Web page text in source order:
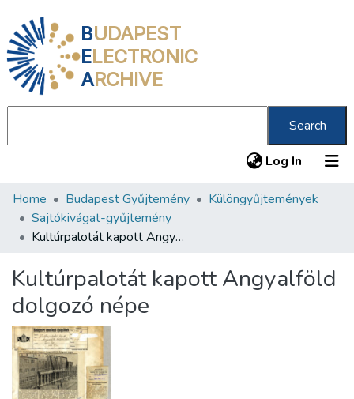
BUDAPEST
ELECTRONIC
ARCHIVE
Search
Log In (current)
Communities & Collections
All of DSpace
About us
Home Budapest Gyűjtemény
Különgyűjtemények
Sajtókivágat-gyűjtemény
Kultúrpalotát kapott Angyalföld dolgozó népe
Kultúrpalotát kapott Angyalföld
dolgozó népe